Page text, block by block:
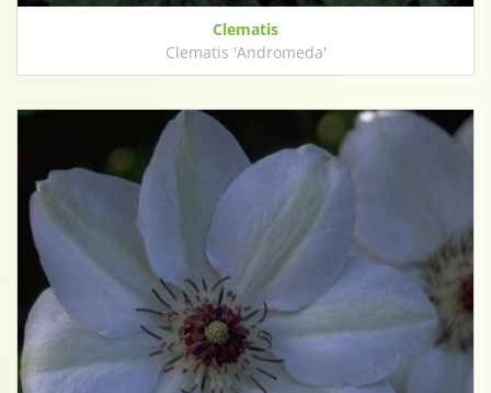
Clematis
Clematis 'Andromeda'